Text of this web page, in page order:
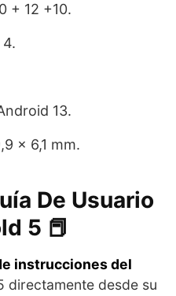
+ 12 +10.
4.
13.
x 6,1 mm.
De Usuario
5 📕
instrucciones del
directamente desde su